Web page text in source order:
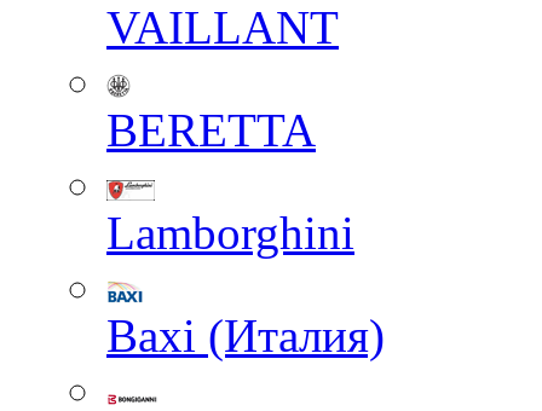
VAILLANT
BERETTA
Lamborghini
Baxi (Италия)